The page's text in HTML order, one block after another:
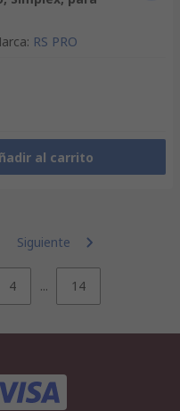
: RS PRO
al carrito
Siguiente
4 ... 14